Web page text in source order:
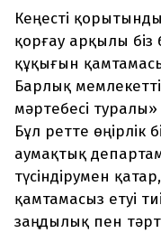
Кеңесті
қорғау арқылы біз
құқығын
Барлық
мәртебесі
Бұл ретте өңірлік
аумақтық
түсіндірумен
қамтамасыз етуі
заңдылық пен